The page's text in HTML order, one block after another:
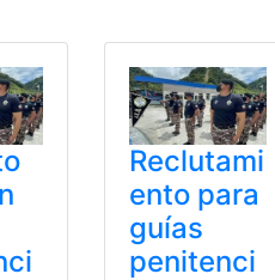
Reclutami
ento para
guías
penitenci